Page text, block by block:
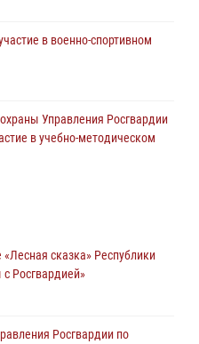
в военно-спортивном
Управления Росгвардии
в учебно-методическом
гражданского оружия
охраны Росгвардии за
сказка» Республики
Росгвардией»
Росгвардии по